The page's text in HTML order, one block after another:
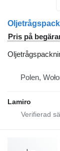
Pris på
Polen,
Lamiro